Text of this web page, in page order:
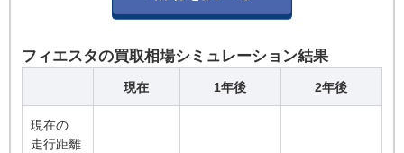
フィエスタの買取相場シミュレーション結果
現在 1年後 2年後
現在の
走行距離